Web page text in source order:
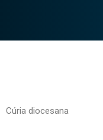
Cúria diocesana